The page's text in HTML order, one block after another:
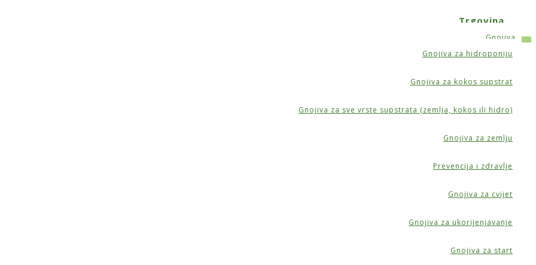
Trgovina
Gnojiva
Gnojiva za hidroponiju
Gnojiva za kokos supstrat
Gnojiva za sve vrste supstrata (zemlja, kokos ili hidro)
Gnojiva za zemlju
Prevencija i zdravlje
Gnojiva za cvijet
Gnojiva za ukorijenjavanje
Gnojiva za start
– rotacijska (30 cm), Airontek